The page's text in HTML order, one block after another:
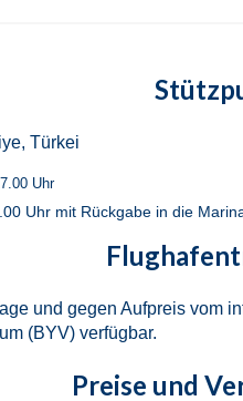
Türkei
Uhr
Uhr mit Rückgabe in die
und gegen Aufpreis vom
(BYV) verfügbar.
Preise und